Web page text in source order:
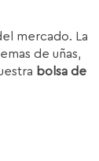
mercado. La
de uñas,
bolsa de